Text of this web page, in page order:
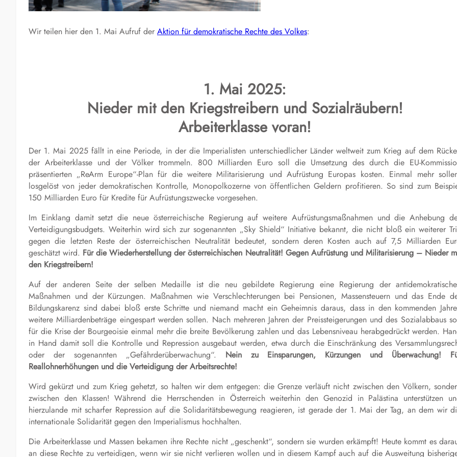
Wir teilen hier den 1. Mai Aufruf der Aktion für demokratische Rechte des Volkes:
1. Mai 2025:
Nieder mit den Kriegstreibern und Sozialräubern!
Arbeiterklasse voran!
Der 1. Mai 2025 fällt in eine Periode, in der die Imperialisten unterschiedlicher Länder weltweit zum Krieg auf dem
der Arbeiterklasse und der Völker trommeln. 800 Milliarden Euro soll die Umsetzung des durch die EU-
präsentierten „ReArm Europe“-Plan für die weitere Militarisierung und Aufrüstung Europas kosten. Einmal mehr
losgelöst von jeder demokratischen Kontrolle, Monopolkozerne von öffentlichen Geldern profitieren. So sind zum
150 Milliarden Euro für Kredite für Aufrüstungszwecke vorgesehen.
Im Einklang damit setzt die neue österreichische Regierung auf weitere Aufrüstungsmaßnahmen und die Anhebung
Verteidigungsbudgets. Weiterhin wird sich zur sogenannten „Sky Shield“ Initiative bekannt, die nicht bloß ein weiterer
gegen die letzten Reste der österreichischen Neutralität bedeutet, sondern deren Kosten auch auf 7,5 Milliarden
geschätzt wird. Für die Wiederherstellung der österreichischen Neutralität! Gegen Aufrüstung und Militarisierung – Nieder
den Kriegstreibern!
Auf der anderen Seite der selben Medaille ist die neu gebildete Regierung eine Regierung der
Maßnahmen und der Kürzungen. Maßnahmen wie Verschlechterungen bei Pensionen, Massensteuern und das Ende
Bildungskarenz sind dabei bloß erste Schritte und niemand macht ein Geheimnis daraus, dass in den kommenden
weitere Milliardenbeträge eingespart werden sollen. Nach mehreren Jahren der Preissteigerungen und des Sozialabbaus
für die Krise der Bourgeoisie einmal mehr die breite Bevölkerung zahlen und das Lebensniveau herabgedrückt werden.
in Hand damit soll die Kontrolle und Repression ausgebaut werden, etwa durch die Einschränkung des
oder der sogenannten „Gefährderüberwachung“. Nein zu Einsparungen, Kürzungen und Überwachung!
Reallohnerhöhungen und die Verteidigung der Arbeitsrechte!
Wird gekürzt und zum Krieg gehetzt, so halten wir dem entgegen: die Grenze verläuft nicht zwischen den Völkern,
zwischen den Klassen! Während die Herrschenden in Österreich weiterhin den Genozid in Palästina unterstützen
hierzulande mit scharfer Repression auf die Solidaritätsbewegung reagieren, ist gerade der 1. Mai der Tag, an dem wir
internationale Solidarität gegen den Imperialismus hochhalten.
Die Arbeiterklasse und Massen bekamen ihre Rechte nicht „geschenkt“, sondern sie wurden erkämpft! Heute kommt es
an diese Rechte zu verteidigen, wenn wir sie nicht verlieren wollen und in diesem Kampf auch auf die Ausweitung